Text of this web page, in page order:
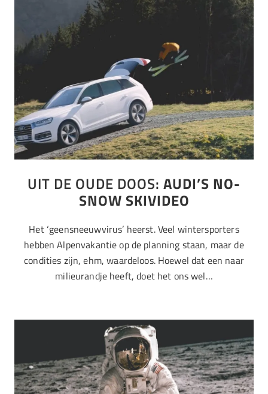
UIT DE OUDE DOOS: AUDI’S NO-
SNOW SKIVIDEO
Het ‘geensneeuwvirus’ heerst. Veel wintersporters
hebben Alpenvakantie op de planning staan, maar de
condities zijn, ehm, waardeloos. Hoewel dat een naar
milieurandje heeft, doet het ons wel…